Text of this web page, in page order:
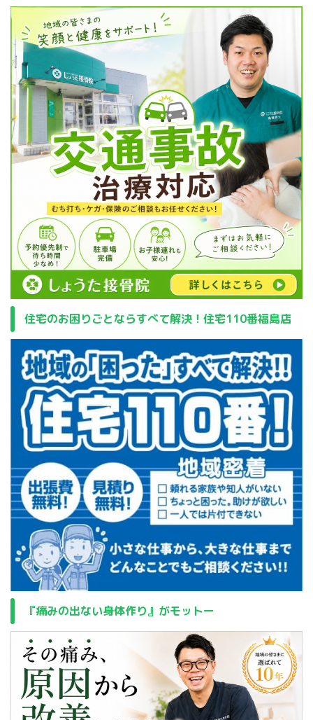
住宅のお困りごとならすべて解決！住宅110番福島店
『痛みの出ない身体作り』がモットー